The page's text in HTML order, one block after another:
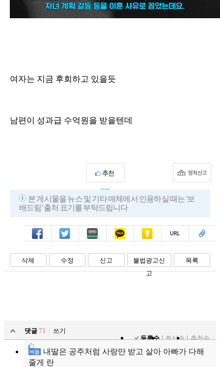
여자는 지금 후회하고 있을듯
남편이 성과급 수억원을 받을텐데
추천
981
본 게시물을 뉴스 및 기타 매체에서 인용하실 때는 '보
배드림' 출처 표기를 부탁드립니다
페북 트윗 밴드 카톡 카스 복사 스크랩
삭제 수정 신고
불법광고신
고
목록
댓글 71
쓰기
등록순
최신순 추천순
베플
내딸은 공주처럼 사랑만 받고 살아 아빠가 다해
줄게 란